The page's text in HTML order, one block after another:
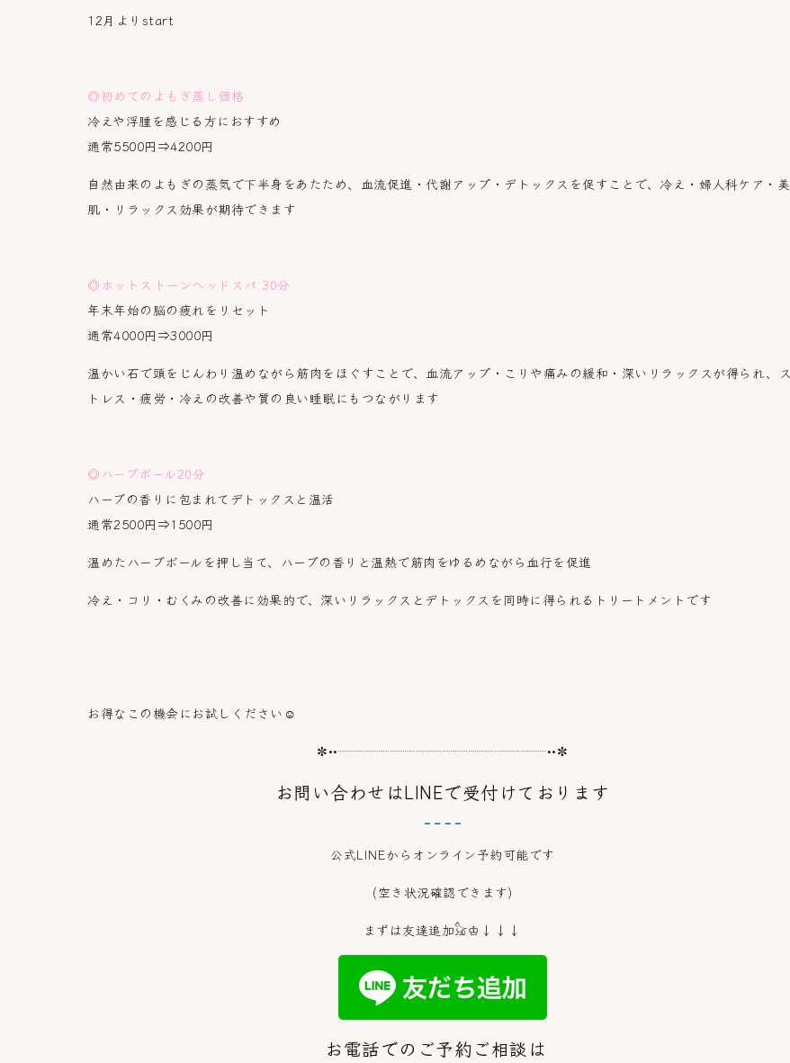
12月よりstart
◎初めてのよもぎ蒸し価格
冷えや浮腫を感じる方におすすめ
通常5500円⇒4200円
自然由来のよもぎの蒸気で下半身をあたため、血流促進・代謝アップ・デトックスを促すことで、冷え・婦人科ケア・美
肌・リラックス効果が期待できます
◎ホットストーンヘッドスパ 30分
年末年始の脳の疲れをリセット
通常4000円⇒3000円
温かい石で頭をじんわり温めながら筋肉をほぐすことで、血流アップ・こりや痛みの緩和・深いリラックスが得られ、ス
トレス・疲労・冷えの改善や質の良い睡眠にもつながります
◎ハーブボール20分
ハーブの香りに包まれてデトックスと温活
通常2500円⇒1500円
温めたハーブボールを押し当て、ハーブの香りと温熱で筋肉をゆるめながら血行を促進
冷え・コリ・むくみの改善に効果的で、深いリラックスとデトックスを同時に得られるトリートメントです
お得なこの機会にお試しください☺️
✼••┈┈┈┈┈┈┈┈┈┈┈┈┈┈┈┈••✼
お問い合わせはLINEで受付けております
公式LINEからオンライン予約可能です
(空き状況確認できます)
まずは友達追加𓃠♔↓↓↓
お電話でのご予約ご相談は